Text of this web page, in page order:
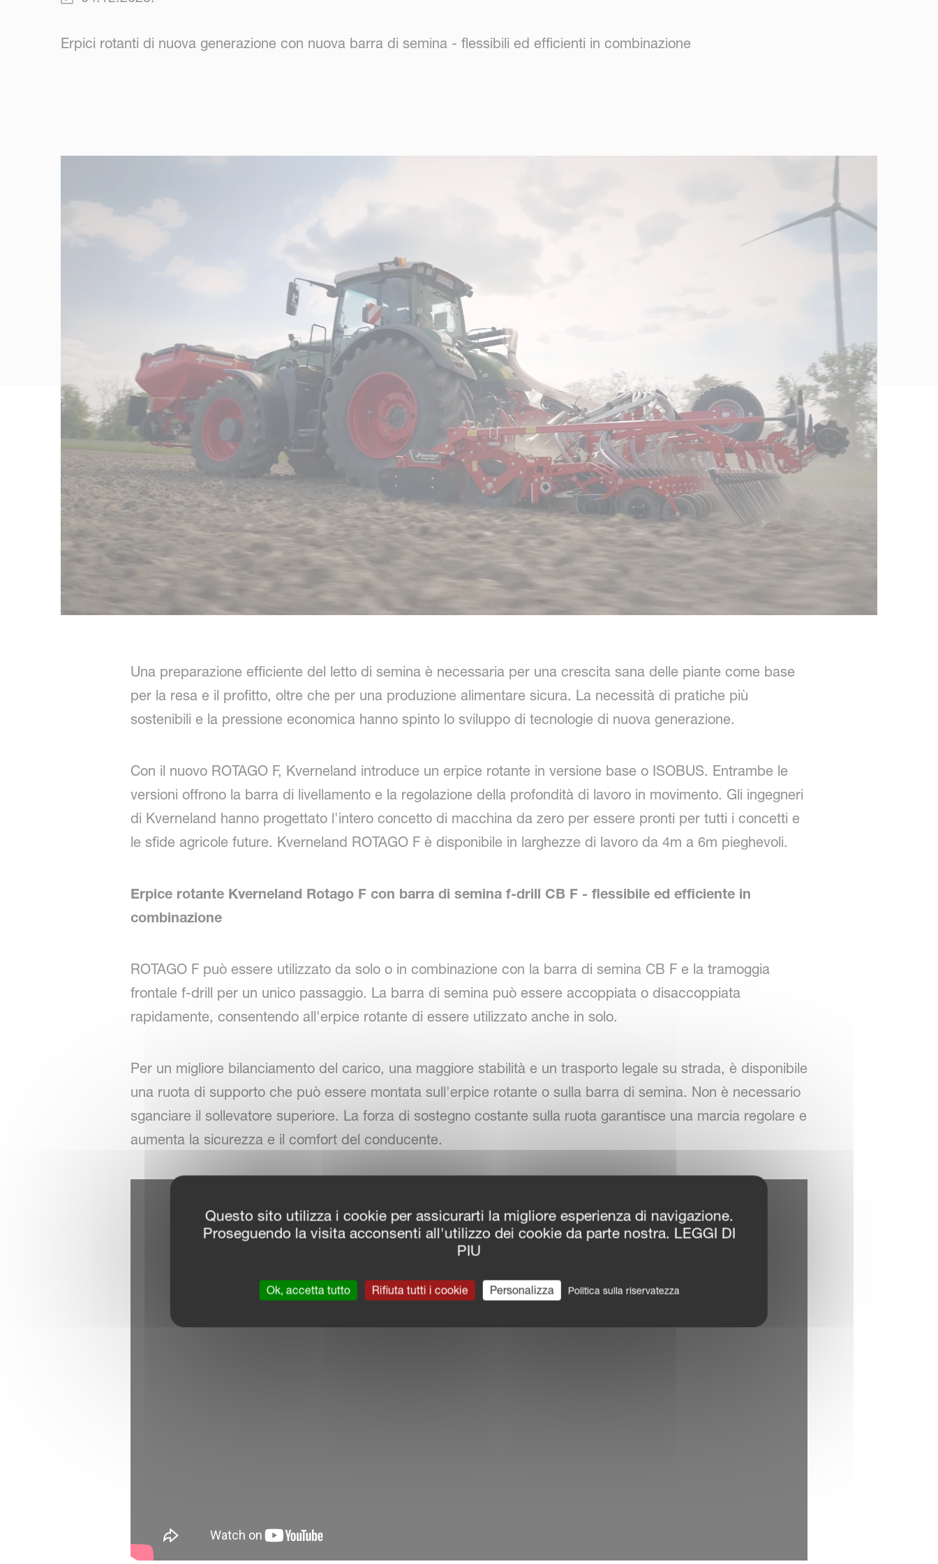
Erpici rotanti di nuova generazione con nuova barra di semina - flessibili ed efficienti in combinazione
Una preparazione efficiente del letto di semina è necessaria per una crescita sana delle piante come base
per la resa e il profitto, oltre che per una produzione alimentare sicura. La necessità di pratiche più
sostenibili e la pressione economica hanno spinto lo sviluppo di tecnologie di nuova generazione.
Con il nuovo ROTAGO F, Kverneland introduce un erpice rotante in versione base o ISOBUS. Entrambe le
versioni offrono la barra di livellamento e la regolazione della profondità di lavoro in movimento. Gli ingegneri
di Kverneland hanno progettato l'intero concetto di macchina da zero per essere pronti per tutti i concetti e
le sfide agricole future. Kverneland ROTAGO F è disponibile in larghezze di lavoro da 4m a 6m pieghevoli.
Erpice rotante Kverneland Rotago F con barra di semina f-drill CB F - flessibile ed efficiente in
combinazione
ROTAGO F può essere utilizzato da solo o in combinazione con la barra di semina CB F e la tramoggia
frontale f-drill per un unico passaggio. La barra di semina può essere accoppiata o disaccoppiata
rapidamente, consentendo all'erpice rotante di essere utilizzato anche in solo.
Per un migliore bilanciamento del carico, una maggiore stabilità e un trasporto legale su strada, è disponibile
una ruota di supporto che può essere montata sull'erpice rotante o sulla barra di semina. Non è necessario
sganciare il sollevatore superiore. La forza di sostegno costante sulla ruota garantisce una marcia regolare e
aumenta la sicurezza e il comfort del conducente.
Questo sito utilizza i cookie per assicurarti la migliore esperienza di navigazione.
Proseguendo la visita acconsenti all'utilizzo dei cookie da parte nostra. LEGGI DI
PIU
Ok, accetta tutto Rifiuta tutti i cookie Personalizza Politica sulla riservatezza